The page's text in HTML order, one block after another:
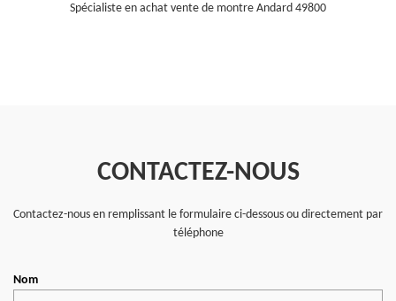
Spécialiste en achat vente de montre Andard 49800
CONTACTEZ-NOUS
Contactez-nous en remplissant le formulaire ci-dessous ou directement par
téléphone
Nom